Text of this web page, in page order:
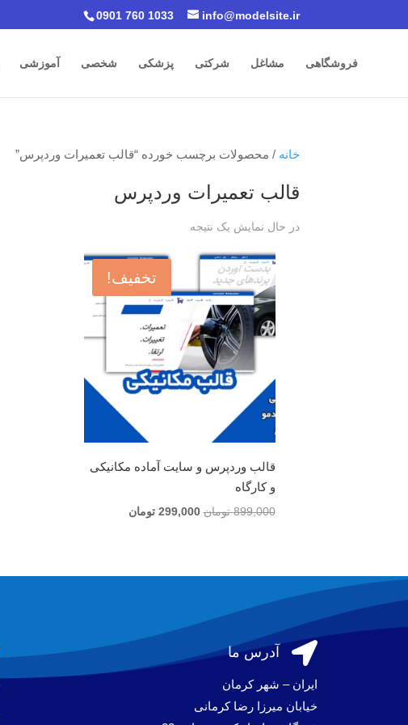
0901 760 1033 info@modelsite.ir
فروشگاهی مشاغل شرکتی پزشکی شخصی آموزشی
خانه / محصولات برچسب خورده “قالب تعمیرات وردپرس”
قالب تعمیرات وردپرس
در حال نمایش یک نتیجه
تخفیف!
قالب وردپرس و سایت آماده مکانیکی
و کارگاه
899,000 تومان قیمت
299,000 تومان
 آدرس ما
ایران – شهر کرمان
خیابان میرزا رضا کرمانی